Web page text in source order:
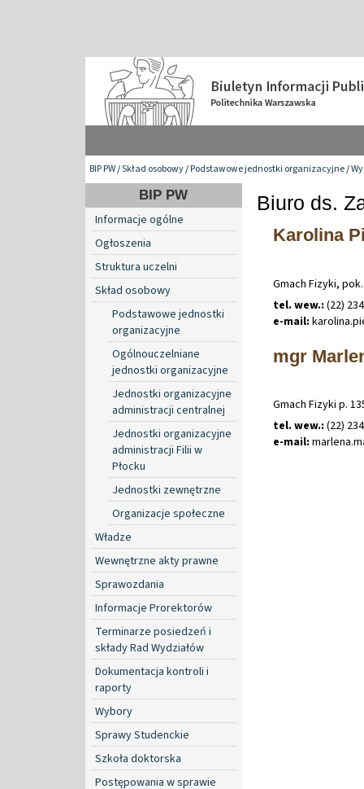
BIP PW/Skład osobowy/Podstawowe jednostki organizacyjne/
BIP PW
Informacje ogólne
Ogłoszenia
Struktura uczelni
Skład osobowy
Podstawowe jednostki
organizacyjne
Ogólnouczelniane
jednostki organizacyjne
Jednostki organizacyjne
administracji centralnej
Jednostki organizacyjne
administracji Filii w
Płocku
Jednostki zewnętrzne
Organizacje społeczne
Władze
Wewnętrzne akty prawne
Sprawozdania
Informacje Prorektorów
Terminarze posiedzeń i
składy Rad Wydziałów
Dokumentacja kontroli i
raporty
Wybory
Sprawy Studenckie
Szkoła doktorska
Postępowania w sprawie
Biuro ds.
Karolina
Gmach Fizyki,
tel. wew.: (22)
e-mail: karolina.
mgr
Gmach Fizyki p.
tel. wew.: (22)
e-mail: marlena.